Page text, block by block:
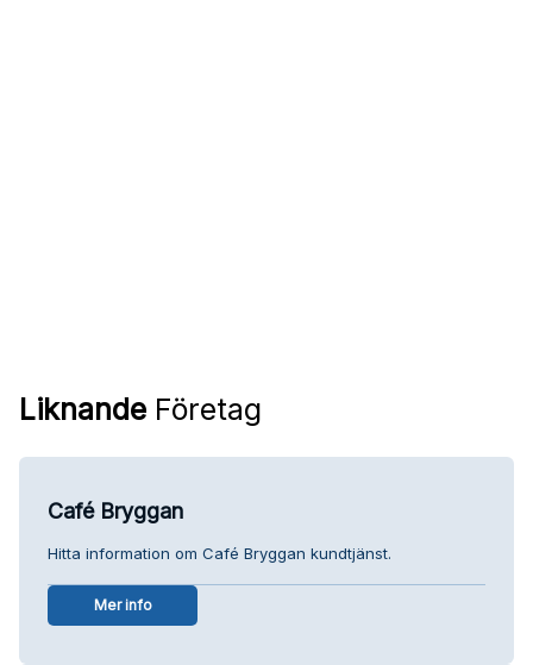
Liknande Företag
Café Bryggan
Hitta information om Café Bryggan kundtjänst.
Mer info